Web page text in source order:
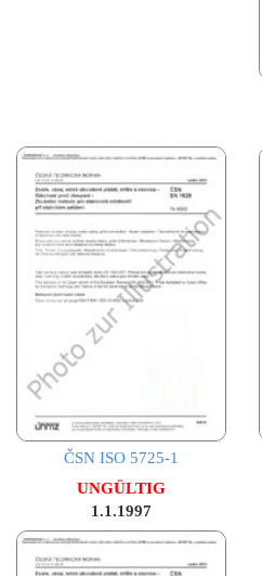
ČSN ISO 5725-1
UNGÜLTIG
1.1.1997